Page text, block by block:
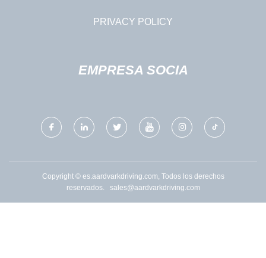
PRIVACY POLICY
EMPRESA SOCIA
Copyright © es.aardvarkdriving.com, Todos los derechos
reservados. sales@aardvarkdriving.com